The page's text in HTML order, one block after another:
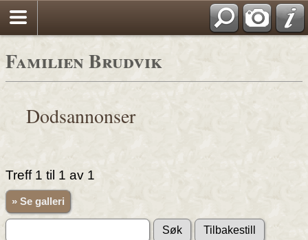
Familien Brudvik
Dodsannonser
Treff 1 til 1 av 1
» Se galleri